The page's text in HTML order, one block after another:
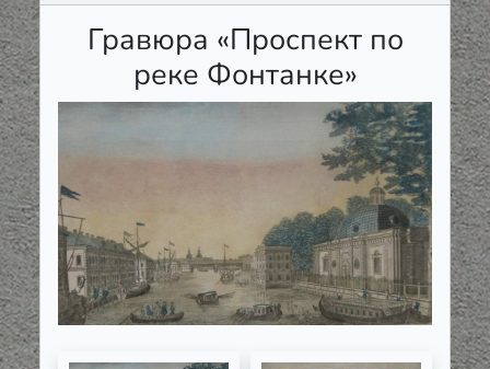
Гравюра «Проспект по
реке Фонтанке»